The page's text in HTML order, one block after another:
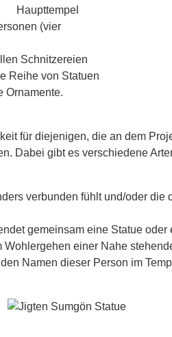
Haupttempel
(vier
Schnitzereien
Reihe von Statuen
Ornamente.
für diejenigen, die an dem
Dabei gibt es verschiedene
verbunden fühlt und/oder die
gemeinsam eine Statue oder
einer Nahe
Namen dieser Person im